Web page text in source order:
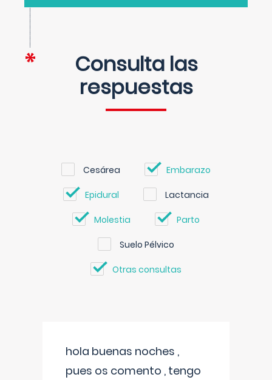
Consulta las
respuestas
Cesárea Embarazo
Epidural Lactancia
Molestia Parto
Suelo Pélvico
Otras consultas
hola buenas noches ,
pues os comento , tengo